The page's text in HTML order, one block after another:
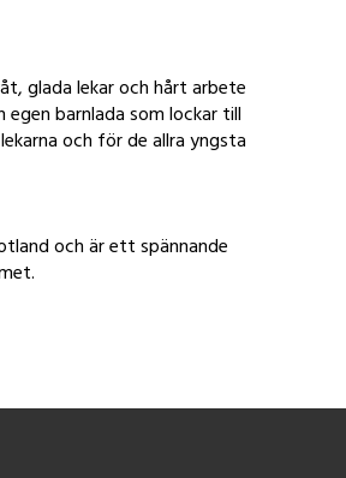
glada lekar och hårt arbete
barnlada som lockar till
och för de allra yngsta
och är ett spännande